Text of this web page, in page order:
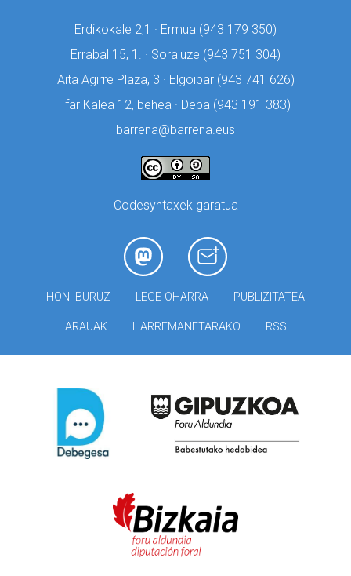
Erdikokale 2,1 · Ermua (943 179 350)
Errabal 15, 1. · Soraluze (943 751 304)
Aita Agirre Plaza, 3 · Elgoibar (943 741 626)
Ifar Kalea 12, behea · Deba (943 191 383)
barrena@barrena.eus
Codesyntaxek garatua
HONI BURUZ LEGE OHARRA PUBLIZITATEA
ARAUAK HARREMANETARAKO RSS